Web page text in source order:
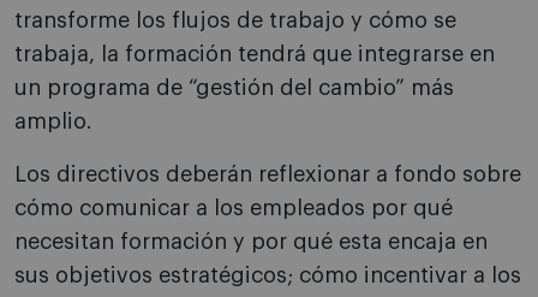
transforme los flujos de trabajo y cómo se
trabaja, la formación tendrá que integrarse en
un programa de “gestión del cambio” más
amplio.
Los directivos deberán reflexionar a fondo sobre
cómo comunicar a los empleados por qué
necesitan formación y por qué esta encaja en
sus objetivos estratégicos; cómo incentivar a los